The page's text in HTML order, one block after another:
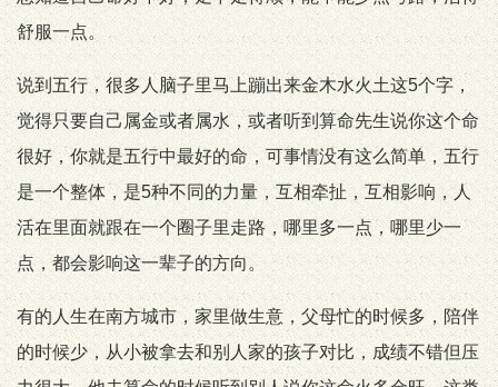
舒服一点。
说到五行，很多人脑子里马上蹦出来金木水火土这5个字，
觉得只要自己属金或者属水，或者听到算命先生说你这个命
很好，你就是五行中最好的命，可事情没有这么简单，五行
是一个整体，是5种不同的力量，互相牵扯，互相影响，人
活在里面就跟在一个圈子里走路，哪里多一点，哪里少一
点，都会影响这一辈子的方向。
有的人生在南方城市，家里做生意，父母忙的时候多，陪伴
的时候少，从小被拿去和别人家的孩子对比，成绩不错但压